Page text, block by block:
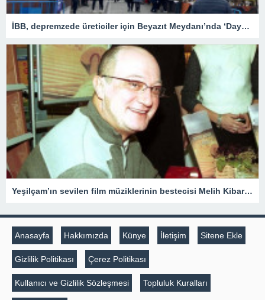
İBB, depremzede üreticiler için Beyazıt Meydanı’nda ‘Dayanışma Pazarı’ kurdu
Yeşilçam’ın sevilen film müziklerinin bestecisi Melih Kibar anılıyor
Anasayfa Hakkımızda Künye İletişim Sitene Ekle
Gizlilik Politikası Çerez Politikası
Kullanıcı ve Gizlilik Sözleşmesi Topluluk Kuralları